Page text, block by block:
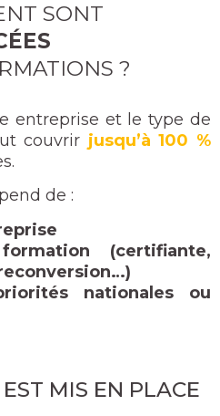
SONT
?
entreprise et le type de
couvrir jusqu’à 100 %
de :
(certifiante,
nationales ou
EST MIS EN PLACE